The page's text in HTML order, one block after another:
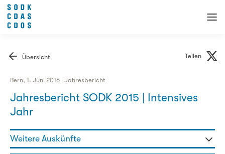
Übersicht Teilen
Bern, 1. Juni 2016 | Jahresbericht
Jahresbericht SODK 2015 | Intensives
Jahr
Weitere Auskünfte